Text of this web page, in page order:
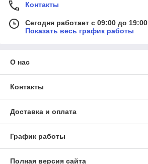
Контакты
Сегодня работает с 09:00 до 19:00
Показать весь график работы
О нас
Контакты
Доставка и оплата
График работы
Полная версия сайта